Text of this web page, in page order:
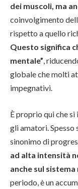
dei muscoli, ma
coinvolgimento
rispetto a quello
Questo significa
mentale”,
globale che molti
impegnativi.
È proprio qui che
gli amatori. Spesso
sinonimo di
ad alta intensità
anche sul
periodo, è un